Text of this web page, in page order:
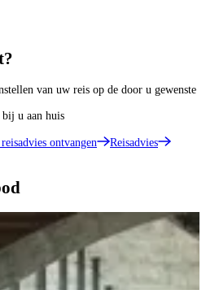
van uw reis op de door u gewenste
u aan huis
ontvangen
Reisadvies